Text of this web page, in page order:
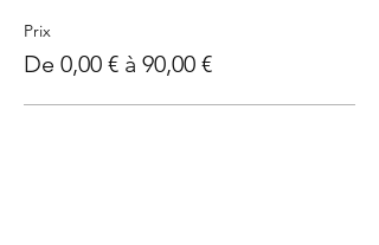
Prix
De 0,00 € à 90,00 €